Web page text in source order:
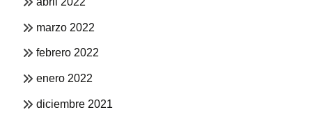
marzo 2022
febrero 2022
enero 2022
diciembre 2021